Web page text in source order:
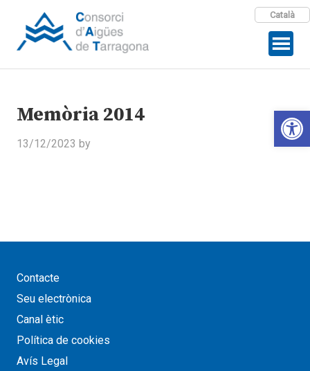
Català
Memòria 2014
13/12/2023 by
Contacte
Seu electrònica
Canal ètic
Política de cookies
Avís Legal